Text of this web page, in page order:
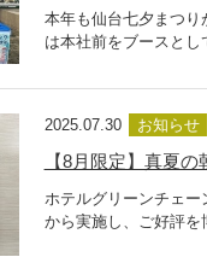
本年も仙台七夕まつり
は本社前をブースとし
2025.07.30 お知らせ
【8月限定】真夏
ホテルグリーンチェ
から実施し、ご好評を